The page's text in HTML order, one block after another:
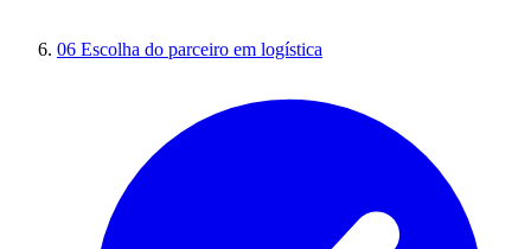
06 Escolha do parceiro em logística